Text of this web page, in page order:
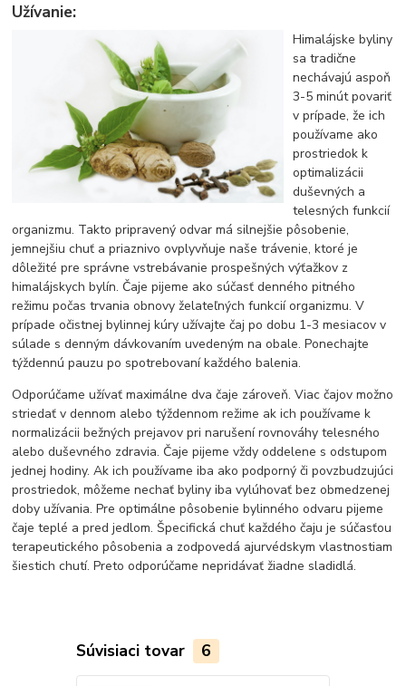
Užívanie:
Himalájske byliny
sa tradične
nechávajú aspoň
3-5 minút povariť
v prípade, že ich
používame ako
prostriedok k
optimalizácii
duševných a
telesných funkcií
organizmu. Takto pripravený odvar má silnejšie pôsobenie,
jemnejšiu chuť a priaznivo ovplyvňuje naše trávenie, ktoré je
dôležité pre správne vstrebávanie prospešných výťažkov z
himalájskych bylín. Čaje pijeme ako súčasť denného pitného
režimu počas trvania obnovy želateľných funkcií organizmu. V
prípade očistnej bylinnej kúry užívajte čaj po dobu 1-3 mesiacov v
súlade s denným dávkovaním uvedeným na obale. Ponechajte
týždennú pauzu po spotrebovaní každého balenia.
Odporúčame užívať maximálne dva čaje zároveň. Viac čajov možno
striedať v dennom alebo týždennom režime ak ich používame k
normalizácii bežných prejavov pri narušení rovnováhy telesného
alebo duševného zdravia. Čaje pijeme vždy oddelene s odstupom
jednej hodiny. Ak ich používame iba ako podporný či povzbudzujúci
prostriedok, môžeme nechať byliny iba vylúhovať bez obmedzenej
doby užívania. Pre optimálne pôsobenie bylinného odvaru pijeme
čaje teplé a pred jedlom. Špecifická chuť každého čaju je súčasťou
terapeutického pôsobenia a zodpovedá ajurvédskym vlastnostiam
šiestich chutí. Preto odporúčame nepridávať žiadne sladidlá.
Súvisiaci tovar 6